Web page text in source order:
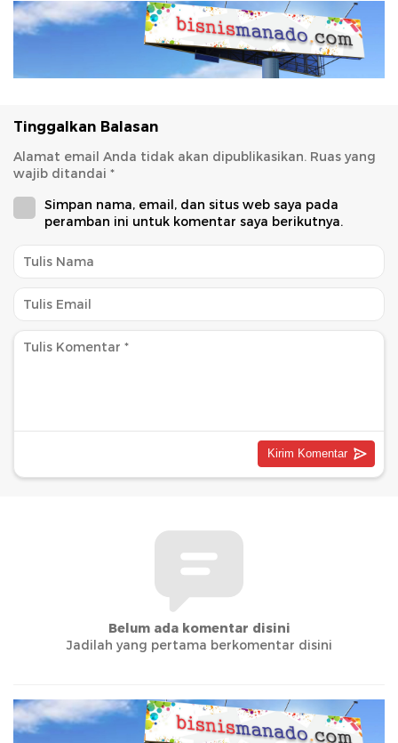
Tinggalkan Balasan
Alamat email Anda tidak akan dipublikasikan. Ruas yang
wajib ditandai *
Simpan nama, email, dan situs web saya pada
peramban ini untuk komentar saya berikutnya.
Belum ada komentar disini
Jadilah yang pertama berkomentar disini